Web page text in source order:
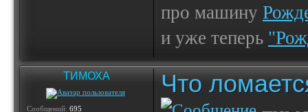
про машину
и уже теперь
ТИМОХА
Сообщений: 695
Что